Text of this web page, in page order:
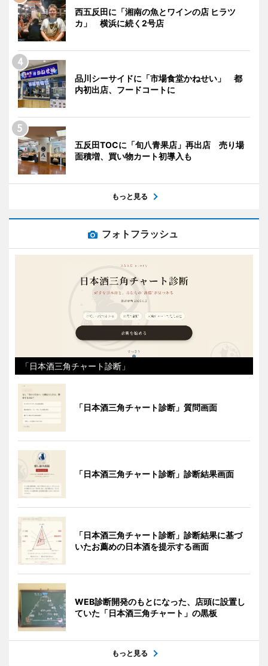
西五反田に「湘南の魚とワインの店 ヒラツ
カ」 横浜に続く2号店
品川シーサイドに「市場食堂かねせい」 都
内初出店、フードコートに
五反田TOCに「旬八青果店」再出店 売り場
面積増、買い物カート初導入も
もっと見る
フォトフラッシュ
「日本酒三角チャート診断」
「日本酒三角チャート診断」質問画面
「日本酒三角チャート診断」診断結果画面
「日本酒三角チャート診断」診断結果に基づ
いたお薦めの日本酒を提示する画面
WEB診断開発のもとになった、店頭に設置し
ていた「日本酒三角チャート」の黒板
もっと見る